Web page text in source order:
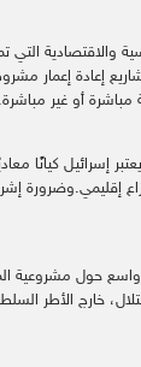
والاقتصادية التي
إعادة إعمار
مباشرة أو غير مباشرة.
إسرائيل كيانًا
إقليمي.وضرورة
حول مشروعية
خارج الأطر